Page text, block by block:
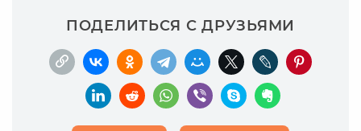
ПОДЕЛИТЬСЯ С ДРУЗЬЯМИ